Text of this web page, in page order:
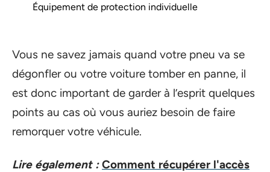
Équipement de protection individuelle
Vous ne savez jamais quand votre pneu va se
dégonfler ou votre voiture tomber en panne, il
est donc important de garder à l’esprit quelques
points au cas où vous auriez besoin de faire
remorquer votre véhicule.
Lire également : Comment récupérer l'accès